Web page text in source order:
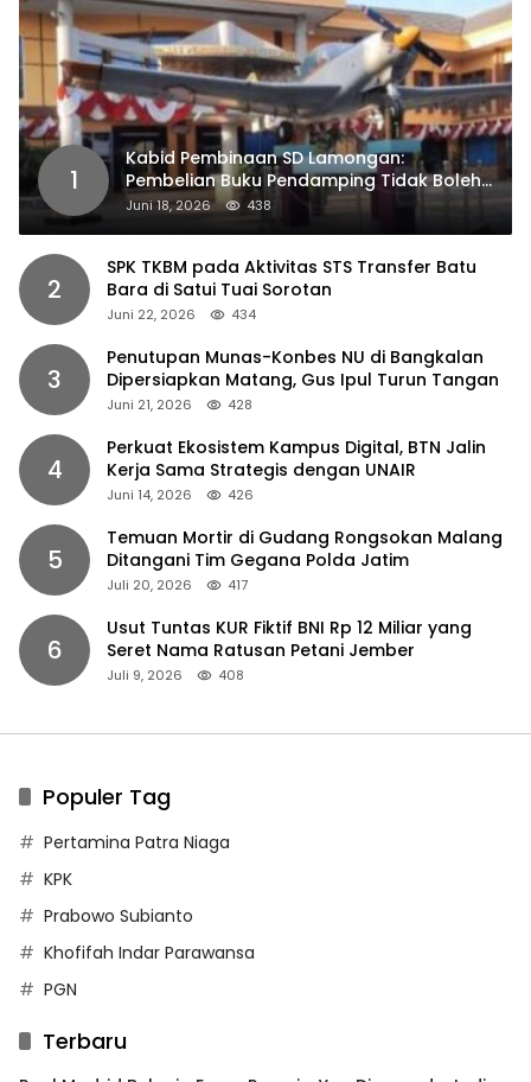
1
Kabid Pembinaan SD Lamongan:
Pembelian Buku Pendamping Tidak Boleh
Dipaksakan
Juni 18, 2026 438
2
SPK TKBM pada Aktivitas STS Transfer Batu
Bara di Satui Tuai Sorotan
Juni 22, 2026 434
3
Penutupan Munas-Konbes NU di Bangkalan
Dipersiapkan Matang, Gus Ipul Turun Tangan
Juni 21, 2026 428
4
Perkuat Ekosistem Kampus Digital, BTN Jalin
Kerja Sama Strategis dengan UNAIR
Juni 14, 2026 426
5
Temuan Mortir di Gudang Rongsokan Malang
Ditangani Tim Gegana Polda Jatim
Juli 20, 2026 417
6
Usut Tuntas KUR Fiktif BNI Rp 12 Miliar yang
Seret Nama Ratusan Petani Jember
Juli 9, 2026 408
Populer Tag
Pertamina Patra Niaga
KPK
Prabowo Subianto
Khofifah Indar Parawansa
PGN
Terbaru